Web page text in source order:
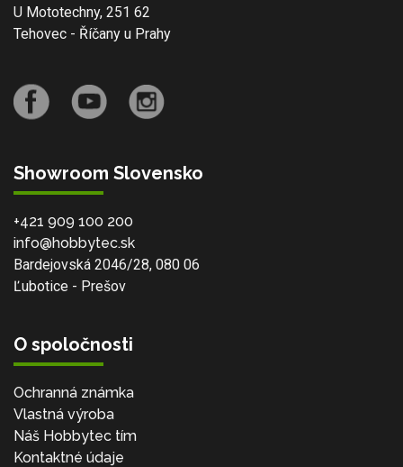
U Mototechny, 251 62
Tehovec - Říčany u Prahy
Showroom Slovensko
+421 909 100 200
info@hobbytec.sk
Bardejovská 2046/28, 080 06
Ľubotice - Prešov
O spoločnosti
Ochranná známka
Vlastná výroba
Náš Hobbytec tím
Kontaktné údaje